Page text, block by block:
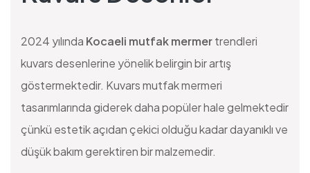
2024 yılında Kocaeli mutfak mermertrendleri
kuvars desenlerine yönelik belirgin bir artış
göstermektedir. Kuvars mutfak mermeri
tasarımlarında giderek daha popüler hale gelmektedir
çünkü estetik açıdan çekici olduğu kadar dayanıklı ve
düşük bakım gerektiren bir malzemedir.